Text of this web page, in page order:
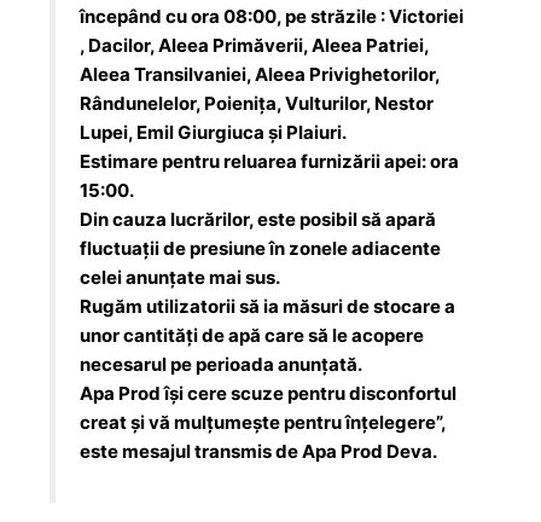
începând cu ora 08:00, pe străzile : Victoriei
, Dacilor, Aleea Primăverii, Aleea Patriei,
Aleea Transilvaniei, Aleea Privighetorilor,
Rândunelelor, Poieniţa, Vulturilor, Nestor
Lupei, Emil Giurgiuca și Plaiuri.
Estimare pentru reluarea furnizării apei: ora
15:00.
Din cauza lucrărilor, este posibil să apară
fluctuații de presiune în zonele adiacente
celei anunțate mai sus.
Rugăm utilizatorii să ia măsuri de stocare a
unor cantităţi de apă care să le acopere
necesarul pe perioada anunţată.
Apa Prod își cere scuze pentru disconfortul
creat și vă mulțumește pentru înțelegere”,
este mesajul transmis de Apa Prod Deva.